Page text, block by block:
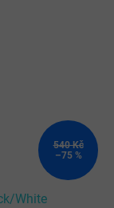
540 Kč
–75 %
White